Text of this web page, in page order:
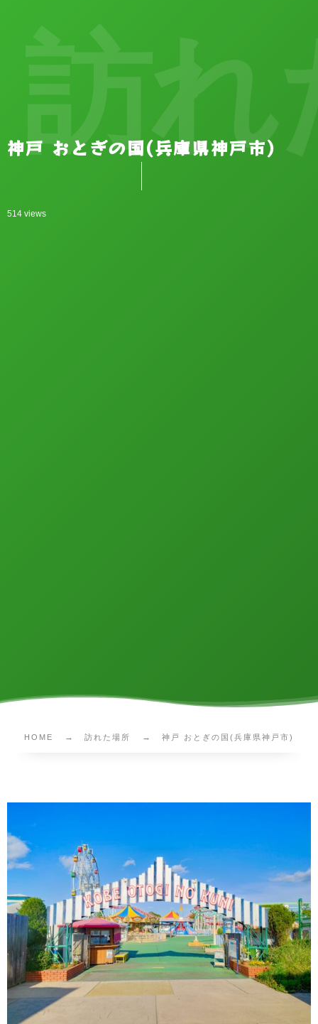
神戸 おとぎの国(兵庫県神戸市)
514 views
HOME 訪れた場所 神戸 おとぎの国(兵庫県神戸市)